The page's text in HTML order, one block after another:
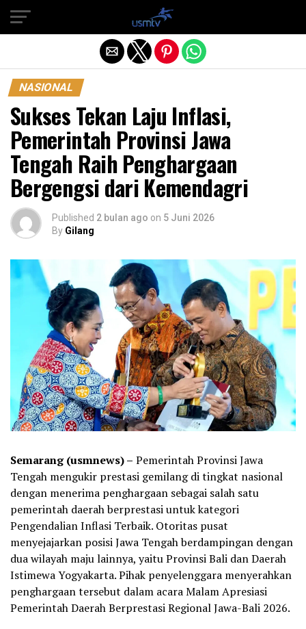
NASIONAL
Sukses Tekan Laju Inflasi,
Pemerintah Provinsi Jawa
Tengah Raih Penghargaan
Bergengsi dari Kemendagri
Published 2 bulan ago on 5 Juni 2026
By Gilang
Semarang (usmnews) – Pemerintah Provinsi Jawa
Tengah mengukir prestasi gemilang di tingkat nasional
dengan menerima penghargaan sebagai salah satu
pemerintah daerah berprestasi untuk kategori
Pengendalian Inflasi Terbaik. Otoritas pusat
menyejajarkan posisi Jawa Tengah berdampingan dengan
dua wilayah maju lainnya, yaitu Provinsi Bali dan Daerah
Istimewa Yogyakarta. Pihak penyelenggara menyerahkan
penghargaan tersebut dalam acara Malam Apresiasi
Pemerintah Daerah Berprestasi Regional Jawa-Bali 2026.
Exit mobile version